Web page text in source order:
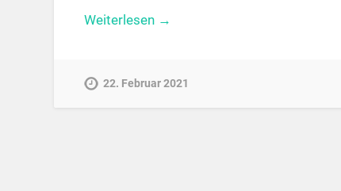
Weiterlesen →
22. Februar 2021